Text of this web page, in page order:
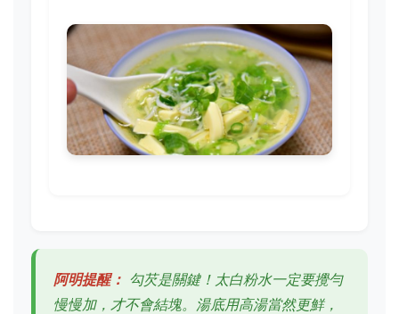
阿明提醒： 勾芡是關鍵！太白粉水一定要攪勻
慢慢加，才不會結塊。湯底用高湯當然更鮮，